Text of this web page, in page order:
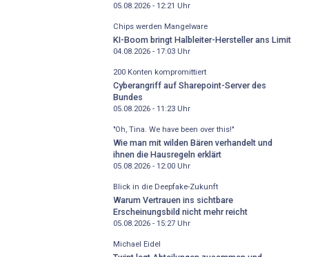
05.08.2026 - 12:21 Uhr
Chips werden Mangelware
KI-Boom bringt Halbleiter-Hersteller ans Limit
04.08.2026 - 17:03Uhr
200 Konten kompromittiert
Cyberangriff auf Sharepoint-Server des
Bundes
05.08.2026 - 11:23Uhr
"Oh, Tina. We have been over this!"
Wie man mit wilden Bären verhandelt und
ihnen die Hausregeln erklärt
05.08.2026 - 12:00Uhr
Blick in die Deepfake-Zukunft
Warum Vertrauen ins sichtbare
Erscheinungsbild nicht mehr reicht
05.08.2026 - 15:27Uhr
Michael Eidel